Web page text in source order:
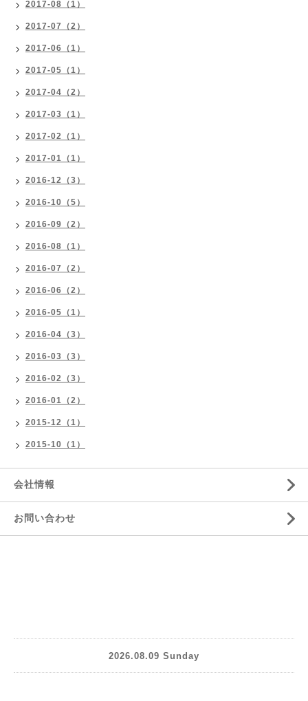
2017-08（1）
2017-07（2）
2017-06（1）
2017-05（1）
2017-04（2）
2017-03（1）
2017-02（1）
2017-01（1）
2016-12（3）
2016-10（5）
2016-09（2）
2016-08（1）
2016-07（2）
2016-06（2）
2016-05（1）
2016-04（3）
2016-03（3）
2016-02（3）
2016-01（2）
2015-12（1）
2015-10（1）
会社情報
お問い合わせ
2026.08.09 Sunday